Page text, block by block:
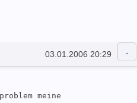
03.01.2006 20:29
meine